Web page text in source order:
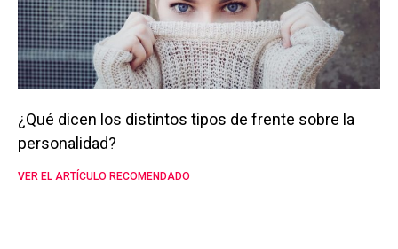
¿Qué dicen los distintos tipos de frente sobre la
personalidad?
VER EL ARTÍCULO RECOMENDADO